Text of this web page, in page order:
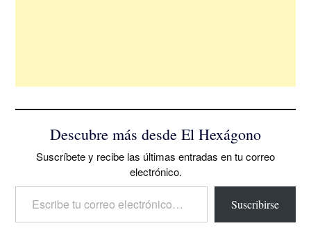
Descubre más desde El Hexágono
Suscríbete y recibe las últimas entradas en tu correo
electrónico.
Escribe tu correo electrónico…
Suscribirse